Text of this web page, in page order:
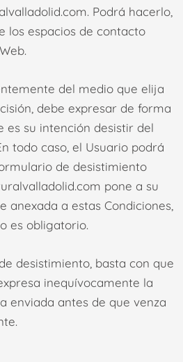
. Podrá hacerlo,
los espacios de contacto
del medio que elija
debe expresar de forma
es su intención desistir del
todo caso, el Usuario podrá
de desistimiento
pone a su
anexada a estas Condiciones,
es obligatorio.
desistimiento, basta con que
inequívocamente la
enviada antes de que venza